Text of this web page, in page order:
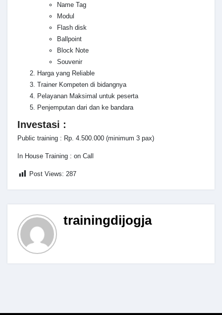
Name Tag
Modul
Flash disk
Ballpoint
Block Note
Souvenir
Harga yang Reliable
Trainer Kompeten di bidangnya
Pelayanan Maksimal untuk peserta
Penjemputan dari dan ke bandara
Investasi :
Public training : Rp. 4.500.000 (minimum 3 pax)
In House Training : on Call
Post Views: 287
trainingdijogja